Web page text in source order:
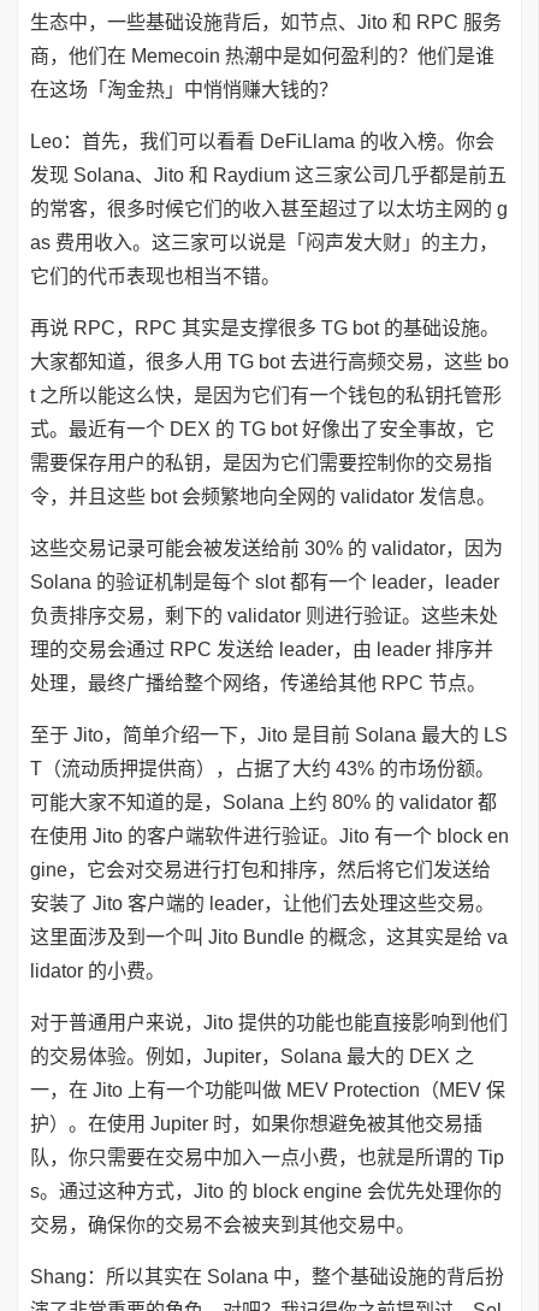
生态中，一些基础设施背后，如节点、Jito 和 RPC 服务
商，他们在 Memecoin 热潮中是如何盈利的？他们是谁
在这场「淘金热」中悄悄赚大钱的？
Leo：首先，我们可以看看 DeFiLlama 的收入榜。你会
发现 Solana、Jito 和 Raydium 这三家公司几乎都是前五
的常客，很多时候它们的收入甚至超过了以太坊主网的 g
as 费用收入。这三家可以说是「闷声发大财」的主力，
它们的代币表现也相当不错。
再说 RPC，RPC 其实是支撑很多 TG bot 的基础设施。
大家都知道，很多人用 TG bot 去进行高频交易，这些 bo
t 之所以能这么快，是因为它们有一个钱包的私钥托管形
式。最近有一个 DEX 的 TG bot 好像出了安全事故，它
需要保存用户的私钥，是因为它们需要控制你的交易指
令，并且这些 bot 会频繁地向全网的 validator 发信息。
这些交易记录可能会被发送给前 30% 的 validator，因为
Solana 的验证机制是每个 slot 都有一个 leader，leader
负责排序交易，剩下的 validator 则进行验证。这些未处
理的交易会通过 RPC 发送给 leader，由 leader 排序并
处理，最终广播给整个网络，传递给其他 RPC 节点。
至于 Jito，简单介绍一下，Jito 是目前 Solana 最大的 LS
T（流动质押提供商），占据了大约 43% 的市场份额。
可能大家不知道的是，Solana 上约 80% 的 validator 都
在使用 Jito 的客户端软件进行验证。Jito 有一个 block en
gine，它会对交易进行打包和排序，然后将它们发送给
安装了 Jito 客户端的 leader，让他们去处理这些交易。
这里面涉及到一个叫 Jito Bundle 的概念，这其实是给 va
lidator 的小费。
对于普通用户来说，Jito 提供的功能也能直接影响到他们
的交易体验。例如，Jupiter，Solana 最大的 DEX 之
一，在 Jito 上有一个功能叫做 MEV Protection（MEV 保
护）。在使用 Jupiter 时，如果你想避免被其他交易插
队，你只需要在交易中加入一点小费，也就是所谓的 Tip
s。通过这种方式，Jito 的 block engine 会优先处理你的
交易，确保你的交易不会被夹到其他交易中。
Shang：所以其实在 Solana 中，整个基础设施的背后扮